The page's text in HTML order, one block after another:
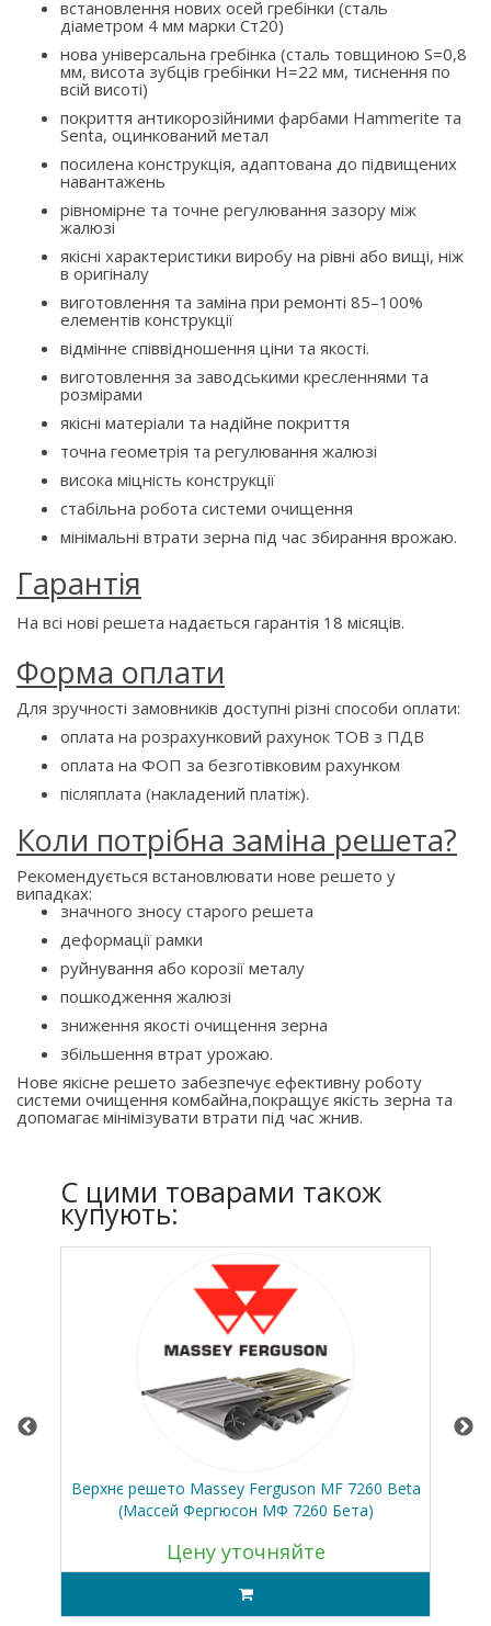
встановлення нових осей гребінки (сталь
діаметром 4 мм марки Ст20)
нова універсальна гребінка (сталь товщиною S=0,8
мм, висота зубців гребінки H=22 мм, тиснення по
всій висоті)
покриття антикорозійними фарбами Hammerite та
Senta, оцинкований метал
посилена конструкція, адаптована до підвищених
навантажень
рівномірне та точне регулювання зазору між
жалюзі
якісні характеристики виробу на рівні або вищі, ніж
в оригіналу
виготовлення та заміна при ремонті 85–100%
елементів конструкції
відмінне співвідношення ціни та якості.
виготовлення за заводськими кресленнями та
розмірами
якісні матеріали та надійне покриття
точна геометрія та регулювання жалюзі
висока міцність конструкції
стабільна робота системи очищення
мінімальні втрати зерна під час збирання врожаю.
Гарантія
На всі нові решета надається гарантія 18 місяців.
Форма оплати
Для зручності замовників доступні різні способи оплати:
оплата на розрахунковий рахунок ТОВ з ПДВ
оплата на ФОП за безготівковим рахунком
післяплата (накладений платіж).
Коли потрібна заміна решета?
Рекомендується встановлювати нове решето у
випадках:
значного зносу старого решета
деформації рамки
руйнування або корозії металу
пошкодження жалюзі
зниження якості очищення зерна
збільшення втрат урожаю.
Нове якісне решето забезпечує ефективну роботу
системи очищення комбайна,покращує якість зерна та
допомагає мінімізувати втрати під час жнив.
C цими товарами також
купують:
Верхнє решето Massey Ferguson MF 7260 Beta
(Массей Фергюсон МФ 7260 Бета)
Цену уточняйте